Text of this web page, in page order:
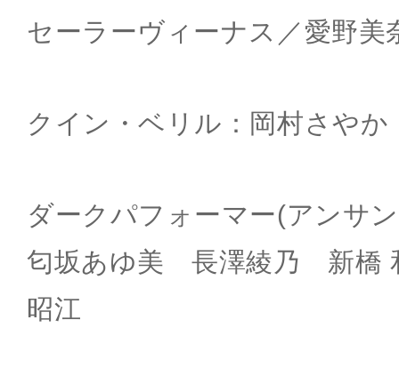
セーラーヴィーナス／愛野美
クイン・ベリル：岡村さやか
ダークパフォーマー(アンサ
匂坂あゆ美 長澤綾乃 新
昭江